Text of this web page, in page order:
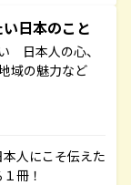
日本のこと
日本人の心、
域の魅力など
人にこそ伝えた
冊！